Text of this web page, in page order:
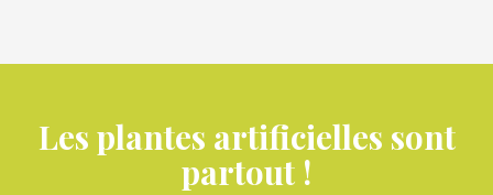
Les plantes artificielles sont
partout !